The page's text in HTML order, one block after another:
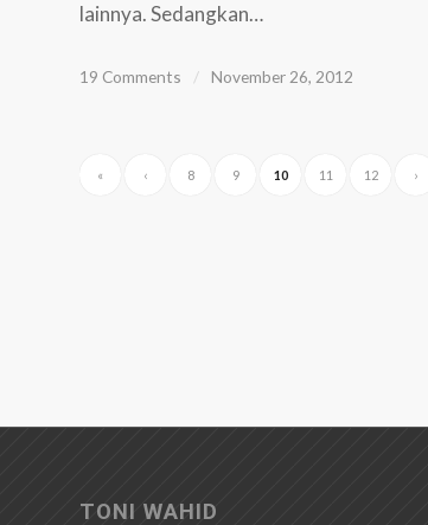
lainnya. Sedangkan…
19 Comments / November 26, 2012
« ‹ 8 9 10 11 12 ›
TONI WAHID